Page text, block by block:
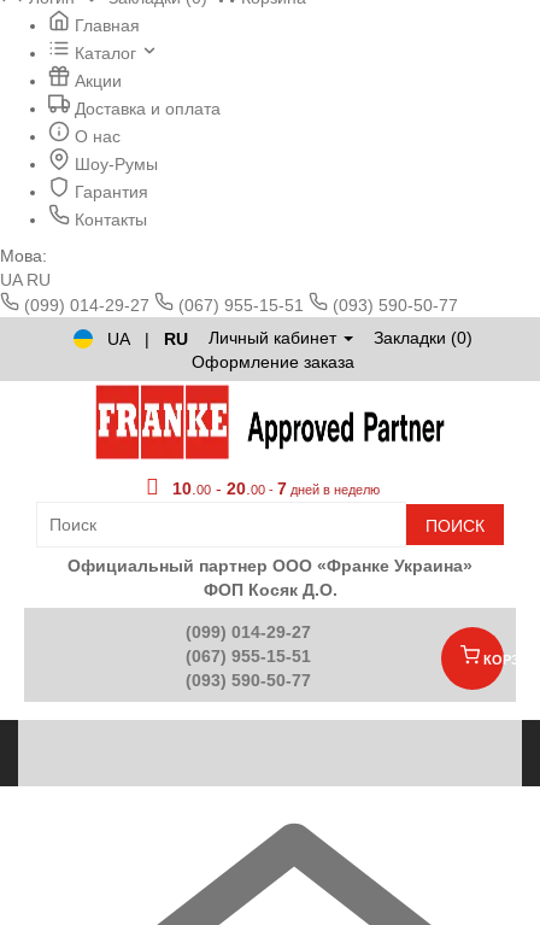
Главная
Каталог
Акции
Доставка и оплата
О нас
Шоу-Румы
Гарантия
Контакты
Мова:
UA RU
(099) 014-29-27
(067) 955-15-51
(093) 590-50-77
UA
| RU Личный кабинет
Закладки (0)
Оформление заказа
10 00 - 20 00 - 7 дней в неделю
ПОИСК
Официальный партнер ООО «Франке Украина»
ФОП Косяк Д.О.
(099) 014-29-27
(067) 955-15-51
(093) 590-50-77